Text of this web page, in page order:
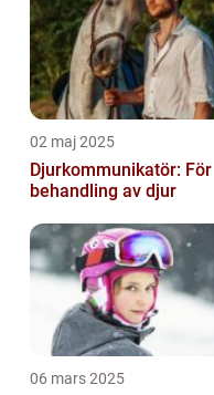
02 maj 2025
Djurkommunikatör: För
behandling av djur
06 mars 2025